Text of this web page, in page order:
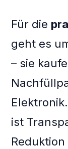
Für die
geht es
– sie
ist